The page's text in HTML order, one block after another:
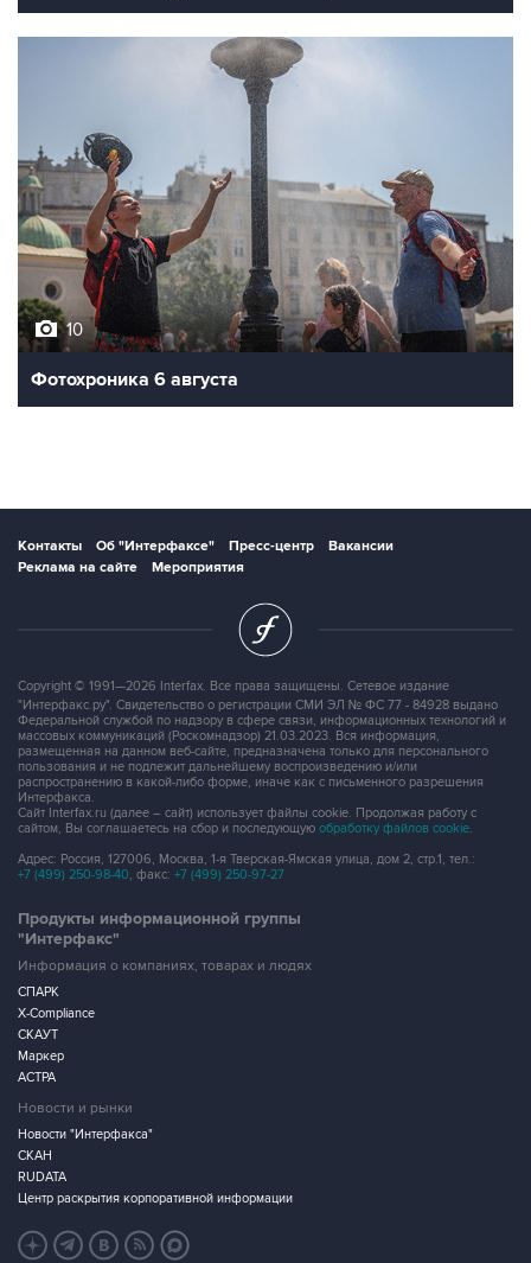
10
Фотохроника 6 августа
Контакты Об "Интерфаксе" Пресс-центр
Вакансии
Реклама на сайте
Мероприятия
Copyright © 1991—2026 Interfax. Все права защищены. Сетевое издание
"Интерфакс.ру". Свидетельство о регистрации СМИ ЭЛ № ФС 77 - 84928 выдано
Федеральной службой по надзору в сфере связи, информационных технологий и
массовых коммуникаций (Роскомнадзор) 21.03.2023. Вся информация,
размещенная на данном веб-сайте, предназначена только для персонального
пользования и не подлежит дальнейшему воспроизведению и/или
распространению в какой-либо форме, иначе как с письменного разрешения
Интерфакса.
Сайт Interfax.ru (далее – сайт) использует файлы cookie. Продолжая работу с
сайтом, Вы соглашаетесь на сбор и последующую обработку файлов cookie
Адрес: Россия, 127006, Москва, 1-я Тверская-Ямская улица, дом 2, стр.1, тел.:
+7 (499) 250-98-40 , факс: +7 (499) 250-97-27
Продукты информационной группы
"Интерфакс"
Информация о компаниях, товарах и людях
СПАРК
X-Compliance
СКАУТ
Маркер
АСТРА
Новости и рынки
Новости "Интерфакса"
СКАН
RUDATA
Центр раскрытия корпоративной информации